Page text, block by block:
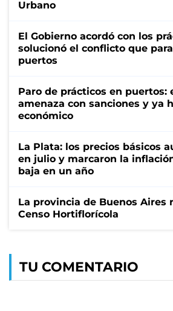
Urbano
El Gobierno acordó con los
solucionó el conflicto que
puertos
Paro de prácticos en puertos:
amenaza con sanciones y ya
económico
La Plata: los precios básicos
en julio y marcaron la
baja en un año
La provincia de Buenos Aires
Censo Hortiflorícola
TU COMENTARIO